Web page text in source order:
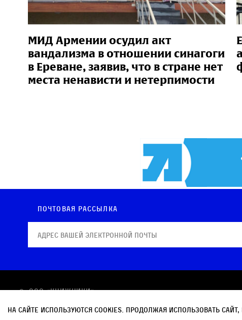
МИД Армении осудил акт
вандализма в отношении синагоги
в Ереване, заявив, что в стране нет
места ненависти и нетерпимости
Почтовая рассылка
© OOO «КНИЖНИКИ»
Политика в отношении обработки персональных
Политика обработки файлов cookie
На сайте используются cookies. Продолжая использовать